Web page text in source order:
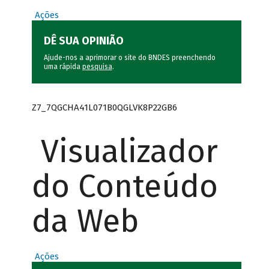
Ações
DÊ SUA OPINIÃO
Ajude-nos a aprimorar o site do BNDES preenchendo
uma rápida pesquisa.
Z7_7QGCHA41L071B0QGLVK8P22GB6
Visualizador
do Conteúdo
da Web
Ações